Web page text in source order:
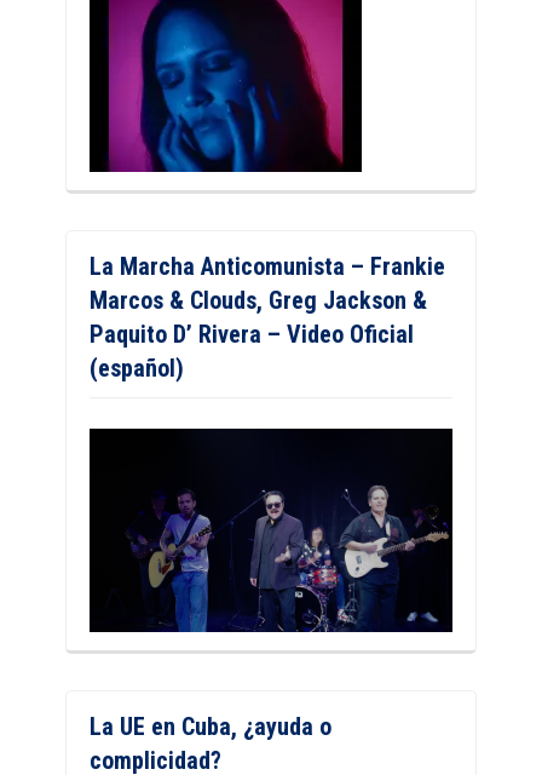
La Marcha Anticomunista – Frankie
Marcos & Clouds, Greg Jackson &
Paquito D’ Rivera – Video Oficial
(español)
La UE en Cuba, ¿ayuda o
complicidad?